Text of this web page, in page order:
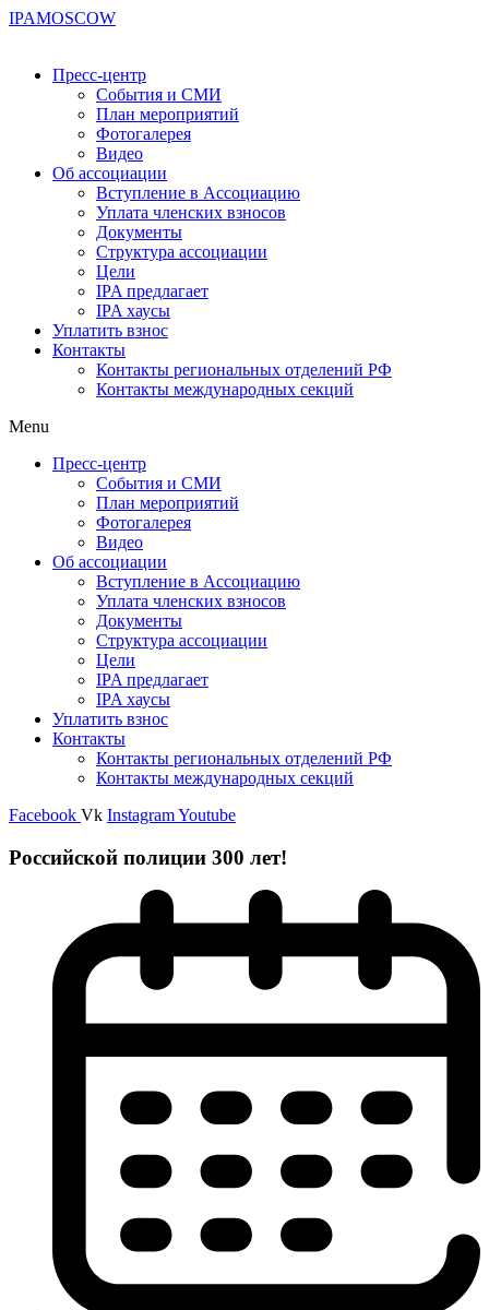
IPAMOSCOW
Пресс-центр
События и СМИ
План мероприятий
Фотогалерея
Видео
Об ассоциации
Вступление в Ассоциацию
Уплата членских взносов
Документы
Структура ассоциации
Цели
IPA предлагает
IPA хаусы
Уплатить взнос
Контакты
Контакты региональных отделений РФ
Контакты международных секций
Menu
Пресс-центр
События и СМИ
План мероприятий
Фотогалерея
Видео
Об ассоциации
Вступление в Ассоциацию
Уплата членских взносов
Документы
Структура ассоциации
Цели
IPA предлагает
IPA хаусы
Уплатить взнос
Контакты
Контакты региональных отделений РФ
Контакты международных секций
Facebook Vk InstagramYoutube
Российской полиции 300 лет!